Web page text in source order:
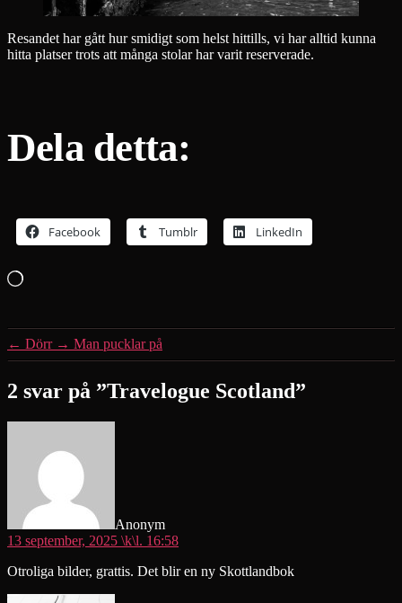
Resandet har gått hur smidigt som helst hittills, vi har alltid kunna
hitta platser trots att många stolar har varit reserverade.
Dela detta:
Facebook Tumblr LinkedIn
Laddar
← Dörr → Man pucklar på
2 svar på ”Travelogue Scotland”
Anonym
13 september, 2025 \k\l. 16:58
Otroliga bilder, grattis. Det blir en ny Skottlandbok